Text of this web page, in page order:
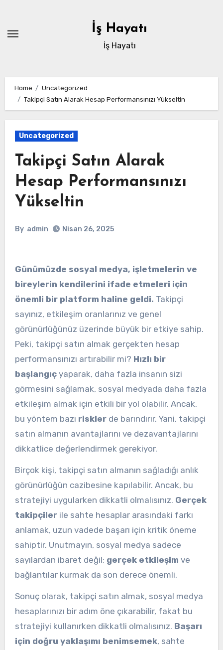
content
İş Hayatı
İş Hayatı
Home
Uncategorized
Takipçi Satın Alarak Hesap Performansınızı Yükseltin
Uncategorized
Takipçi Satın Alarak
Hesap Performansınızı
Yükseltin
By admin Nisan 26, 2025
Günümüzde sosyal medya, işletmelerin ve
bireylerin kendilerini ifade etmeleri için
önemli bir platform haline geldi. Takipçi
sayınız, etkileşim oranlarınız ve genel
görünürlüğünüz üzerinde büyük bir etkiye sahip.
Peki, takipçi satın almak gerçekten hesap
performansınızı artırabilir mi? Hızlı bir
başlangıçyaparak, daha fazla insanın sizi
görmesini sağlamak, sosyal medyada daha fazla
etkileşim almak için etkili bir yol olabilir. Ancak,
bu yöntem bazı risklerde barındırır. Yani, takipçi
satın almanın avantajlarını ve dezavantajlarını
dikkatlice değerlendirmek gerekiyor.
Birçok kişi, takipçi satın almanın sağladığı anlık
görünürlüğün cazibesine kapılabilir. Ancak, bu
stratejiyi uygularken dikkatli olmalısınız. Gerçek
takipçilerile sahte hesaplar arasındaki farkı
anlamak, uzun vadede başarı için kritik öneme
sahiptir. Unutmayın, sosyal medya sadece
sayılardan ibaret değil; gerçek etkileşim ve
bağlantılar kurmak da son derece önemli.
Sonuç olarak, takipçi satın almak, sosyal medya
hesaplarınızı bir adım öne çıkarabilir, fakat bu
stratejiyi kullanırken dikkatli olmalısınız. Başarı
için doğru yaklaşımı benimsemek, sahte